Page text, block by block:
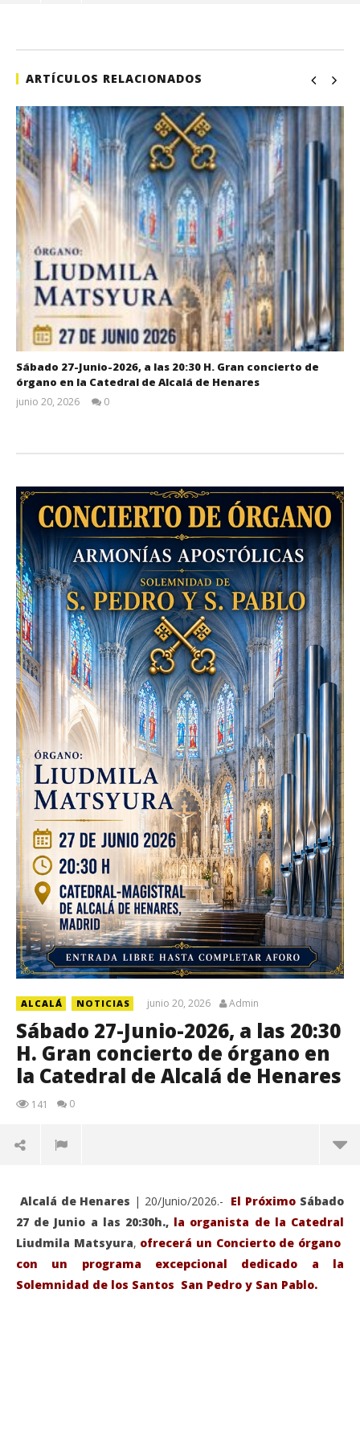
ARTÍCULOS RELACIONADOS
Sábado 27-Junio-2026, a las 20:30 H. Gran concierto de
órgano en la Catedral de Alcalá de Henares
junio 20, 2026
0
ALCALÁ NOTICIAS junio 20, 2026 Admin
Sábado 27-Junio-2026, a las 20:30
H. Gran concierto de órgano en
la Catedral de Alcalá de Henares
141 0
Alcalá de Henares | 20/Junio/2026.- El Próximo Sábado
27 de Junio a las 20:30h., la organista de la Catedral
Liudmila Matsyura, ofrecerá un Concierto de órgano
con un programa excepcional dedicado a la
Solemnidad de los Santos San Pedro y San Pablo.